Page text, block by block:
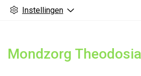
Instellingen
Mondzorg